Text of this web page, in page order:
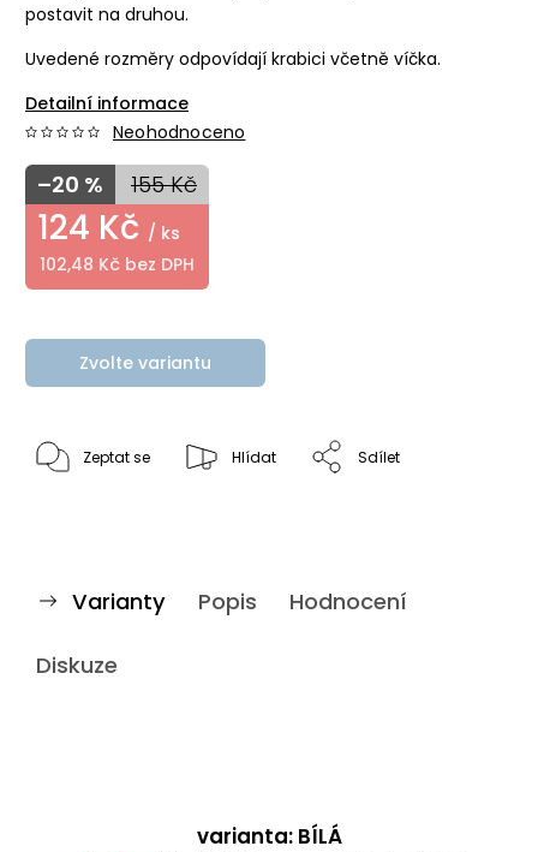
postavit na druhou.
Uvedené rozměry odpovídají krabici včetně víčka.
Detailní informace
Neohodnoceno
155 Kč
–20 %
124 Kč / ks
102,48 Kč bez DPH
Zvolte variantu
Zeptat se Hlídat Sdílet
Varianty Popis Hodnocení
Diskuze
varianta: BÍLÁ